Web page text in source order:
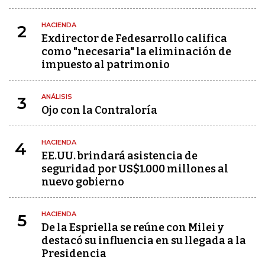
2 HACIENDA
Exdirector de Fedesarrollo califica
como "necesaria" la eliminación de
impuesto al patrimonio
3 ANÁLISIS
Ojo con la Contraloría
4 HACIENDA
EE.UU. brindará asistencia de
seguridad por US$1.000 millones al
nuevo gobierno
5 HACIENDA
De la Espriella se reúne con Milei y
destacó su influencia en su llegada a la
Presidencia